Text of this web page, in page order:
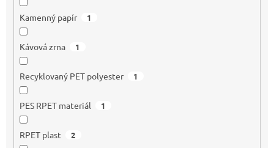
Kamenný papír 1
Kávová zrna 1
Recyklovaný PET polyester 1
PES RPET materiál 1
RPET plast 2